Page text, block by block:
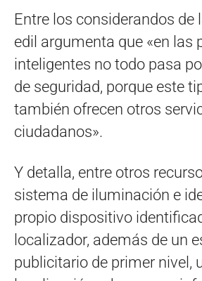
Entre los considerandos de
edil argumenta que «en las
inteligentes no todo pasa
de seguridad, porque este
también ofrecen otros
ciudadanos».
Y detalla, entre otros
sistema de iluminación e
propio dispositivo
localizador, además de un
publicitario de primer nivel,